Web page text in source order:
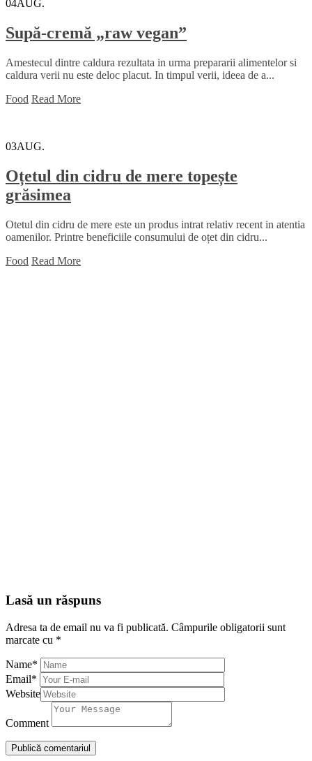
04AUG.
Supă-cremă „raw vegan”
Amestecul dintre caldura rezultata in urma prepararii alimentelor si
caldura verii nu este deloc placut. In timpul verii, ideea de a...
Food Read More
03AUG.
Oțetul din cidru de mere topește
grăsimea
Otetul din cidru de mere este un produs intrat relativ recent in atentia
oamenilor. Printre beneficiile consumului de oțet din cidru...
Food Read More
Lasă un răspuns
Adresa ta de email nu va fi publicată. Câmpurile obligatorii sunt
marcate cu *
Name*
Email*
Website
Comment